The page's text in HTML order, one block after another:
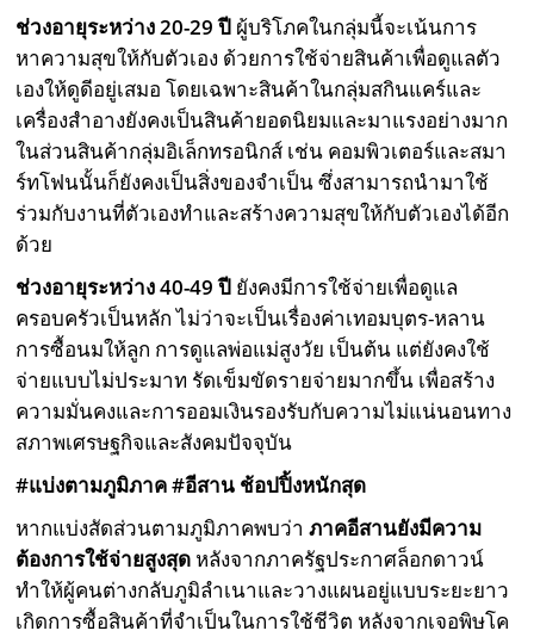
ช่วงอายุระหว่าง 20-29ปี ผู้บริโภคในกลุ่มนี้จะเน้นการ
หาความสุขให้กับตัวเอง ด้วยการใช้จ่ายสินค้าเพื่อดูแลตัว
เองให้ดูดีอยู่เสมอ โดยเฉพาะสินค้าในกลุ่มสกินแคร์และ
เครื่องสำอางยังคงเป็นสินค้ายอดนิยมและมาแรงอย่างมาก
ในส่วนสินค้ากลุ่มอิเล็กทรอนิกส์ เช่น คอมพิวเตอร์และสมา
ร์ทโฟนนั้นก็ยังคงเป็นสิ่งของจำเป็น ซึ่งสามารถนำมาใช้
ร่วมกับงานที่ตัวเองทำและสร้างความสุขให้กับตัวเองได้อีก
ด้วย
ช่วงอายุระหว่าง 40-49ปี ยังคงมีการใช้จ่ายเพื่อดูแล
ครอบครัวเป็นหลัก ไม่ว่าจะเป็นเรื่องค่าเทอมบุตร-หลาน
การซื้อนมให้ลูก การดูแลพ่อแม่สูงวัย เป็นต้น แต่ยังคงใช้
จ่ายแบบไม่ประมาท รัดเข็มขัดรายจ่ายมากขึ้น เพื่อสร้าง
ความมั่นคงและการออมเงินรองรับกับความไม่แน่นอนทาง
สภาพเศรษฐกิจและสังคมปัจจุบัน
#แบ่งตามภูมิภาค#อีสาน ช้อปปิ้งหนักสุด
หากแบ่งสัดส่วนตามภูมิภาคพบว่าภาคอีสานยังมีความ
ต้องการใช้จ่ายสูงสุด หลังจากภาครัฐประกาศล็อกดาวน์
ทำให้ผู้คนต่างกลับภูมิลำเนาและวางแผนอยู่แบบระยะยาว
เกิดการซื้อสินค้าที่จำเป็นในการใช้ชีวิต หลังจากเจอพิษโค